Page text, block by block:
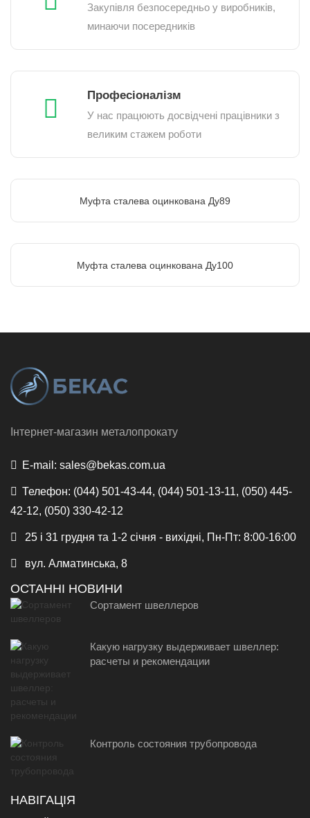
Закупівля безпосередньо у виробників,
минаючи посередників
Професіоналізм
У нас працюють досвідчені працівники з
великим стажем роботи
Муфта сталева оцинкована Ду89
Муфта сталева оцинкована Ду100
Інтернет-магазин металопрокату
E-mail: sales@bekas.com.ua
Телефон: (044) 501-43-44, (044) 501-13-11, (050) 445-
42-12, (050) 330-42-12
25 і 31 грудня та 1-2 січня - вихідні, Пн-Пт: 8:00-16:00
вул. Алматинська, 8
ОСТАННІ НОВИНИ
Сортамент швеллеров
Какую нагрузку выдерживает швеллер:
расчеты и рекомендации
Контроль состояния трубопровода
НАВІГАЦІЯ